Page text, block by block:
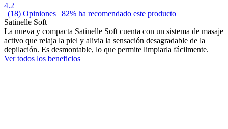
4.2
| (18) Opiniones | 82% ha recomendado este producto
Satinelle Soft
La nueva y compacta Satinelle Soft cuenta con un sistema de masaje
activo que relaja la piel y alivia la sensación desagradable de la
depilación. Es desmontable, lo que permite limpiarla fácilmente.
Ver todos los beneficios